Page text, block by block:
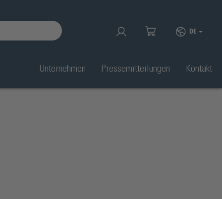
DE
Unternehmen Pressemitteilungen Kontakt